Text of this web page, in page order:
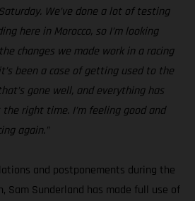
We’ve done a lot of testing
here in Morocco, so I’m looking
changes we made work in a racing
been a case of getting used to the
gone well, and everything has
right time. I’m feeling good and
again.”
and postponements during the
Sam Sunderland has made full use of